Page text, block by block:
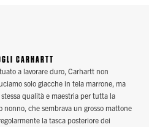
CARHARTT
a lavorare duro, Carhartt non
solo giacche in tela marrone, ma
qualità e maestria per tutta la
che sembrava un grosso mattone
la tasca posteriore dei